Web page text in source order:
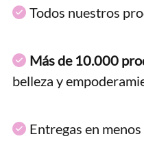
Todos nuestros
Más de 10.000
belleza y
Entregas en menos